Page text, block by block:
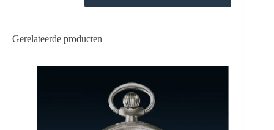
Gerelateerde producten